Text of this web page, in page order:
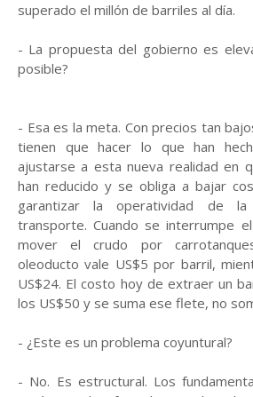
superado el millón de barriles al día.
- La propuesta del gobierno es
posible?
- Esa es la meta. Con precios tan
tienen que hacer lo que han
ajustarse a esta nueva realidad en
han reducido y se obliga a bajar
garantizar la operatividad de la
transporte. Cuando se interrumpe
mover el crudo por
oleoducto vale US$5 por barril,
US$24. El costo hoy de extraer un
los US$50 y se suma ese flete, no
- ¿Este es un problema coyuntural?
- No. Es estructural. Los